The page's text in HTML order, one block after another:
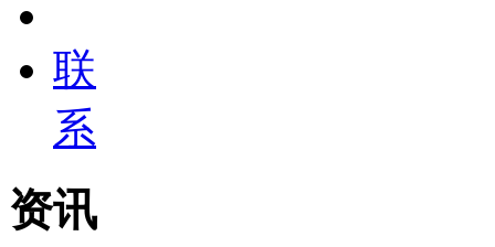
联
系
资讯